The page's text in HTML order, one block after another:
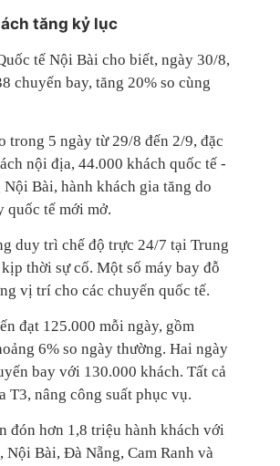
tăng kỷ lục
tế Nội Bài cho biết, ngày 30/8,
chuyến bay, tăng 20% so cùng
trong 5 ngày từ 29/8 đến 2/9, đặc
nội địa, 44.000 khách quốc tế -
Bài, hành khách gia tăng do
quốc tế mới mở.
duy trì chế độ trực 24/7 tại Trung
thời sự cố. Một số máy bay đỗ
vị trí cho các chuyến quốc tế.
đạt 125.000 mỗi ngày, gồm
6% so ngày thường. Hai ngày
bay với 130.000 khách. Tất cả
T3, nâng công suất phục vụ.
đón hơn 1,8 triệu hành khách với
Nội Bài, Đà Nẵng, Cam Ranh và